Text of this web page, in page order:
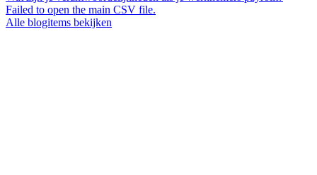
Failed to open the main CSV file.
Alle blogitems bekijken